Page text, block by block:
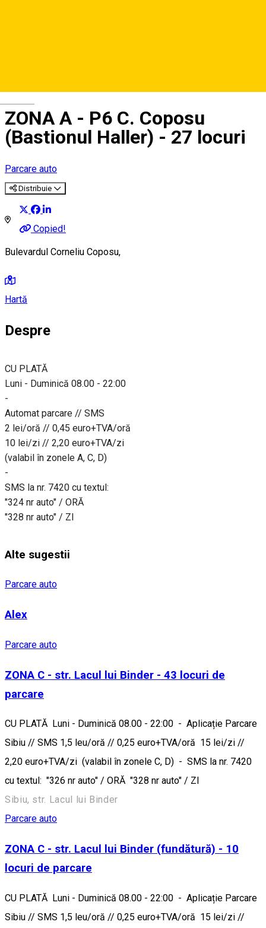
ZONA A - P6 C. Coposu
(Bastionul Haller) - 27 locuri
Parcare auto
Distribuie
Copied!
Bulevardul Corneliu Coposu,
Hartă
Despre
CU PLATĂ
Luni - Duminică 08.00 - 22:00
-
Automat parcare // SMS
2 lei/oră // 0,45 euro+TVA/oră
10 lei/zi // 2,20 euro+TVA/zi
(valabil în zonele A, C, D)
-
SMS la nr. 7420 cu textul:
"324 nr auto" / ORĂ
"328 nr auto" / ZI
Alte sugestii
Parcare auto
Alex
Parcare auto
ZONA C - str. Lacul lui Binder - 43 locuri de
parcare
CU PLATĂ Luni - Duminică 08.00 - 22:00 - Aplicație Parcare
Sibiu // SMS 1,5 leu/oră // 0,25 euro+TVA/oră 15 lei/zi //
2,20 euro+TVA/zi (valabil în zonele C, D) - SMS la nr. 7420
cu textul: "326 nr auto" / ORĂ "328 nr auto" / ZI
Sibiu, str. Lacul lui Binder
Parcare auto
ZONA C - str. Lacul lui Binder (fundătură) - 10
locuri de parcare
CU PLATĂ Luni - Duminică 08.00 - 22:00 - Aplicație Parcare
Sibiu // SMS 1,5 leu/oră // 0,25 euro+TVA/oră 15 lei/zi //